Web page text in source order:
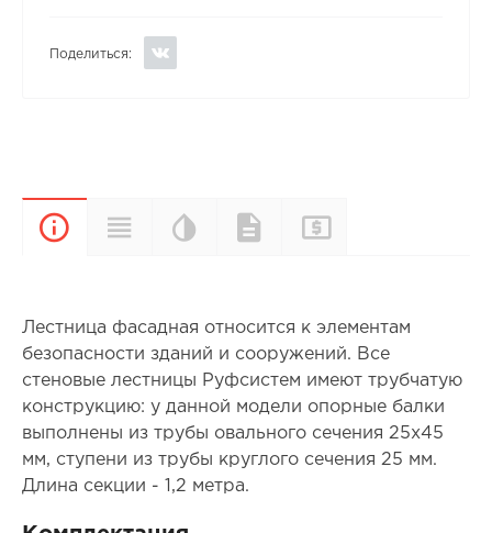
Поделиться:
ОписаниеХарактеристики
Цветовая
палитра
Документы
Лестница фасадная относится к элементам
безопасности зданий и сооружений. Все
стеновые лестницы Руфсистем имеют трубчатую
конструкцию: у данной модели опорные балки
выполнены из трубы овального сечения 25х45
мм, ступени из трубы круглого сечения 25 мм.
Длина секции - 1,2 метра.